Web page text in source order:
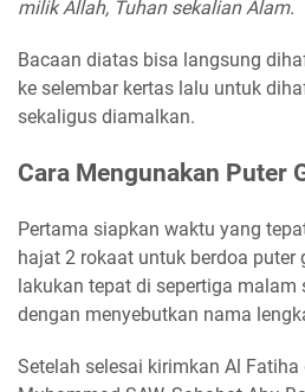
milik Allah, Tuhan sekalian Alam.
Bacaan diatas bisa langsung
ke selembar kertas lalu untuk
sekaligus diamalkan.
Cara Mengunakan Puter
Pertama siapkan waktu yang
hajat 2 rokaat untuk berdoa puter
lakukan tepat di sepertiga malam
dengan menyebutkan nama
Setelah selesai kirimkan Al